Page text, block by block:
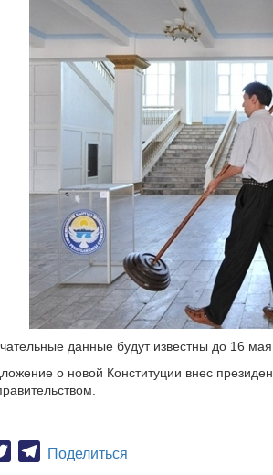
данные будут известны до 16 мая.
о новой Конституции внес
TwitterTelegram
Поделиться